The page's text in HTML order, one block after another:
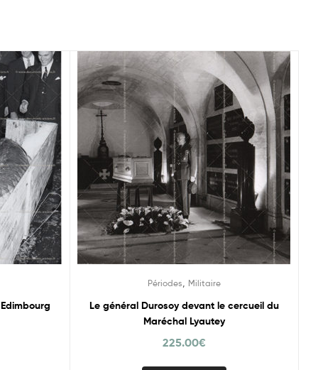
Périodes Militaire
Le général Durosoy devant le cercueil du
Maréchal Lyautey
225.00€